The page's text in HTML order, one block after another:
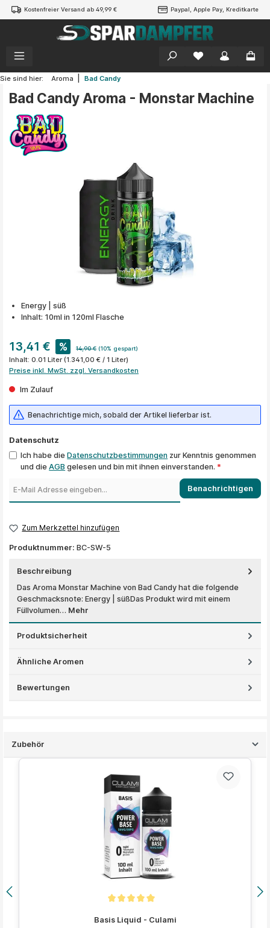
springen
Kostenfreier Versand ab 49,99 € Paypal, Apple Pay, Kreditkarte
Sie sind hier: Aroma Bad Candy
Bad Candy Aroma - Monstar Machine
Energy | süß
Inhalt: 10ml in 120ml Flasche
13,41 € % 14,90 € (10% gespart)
Inhalt: 0.01 Liter (1.341,00 € / 1 Liter)
Preise inkl. MwSt. zzgl. Versandkosten
Im Zulauf
Benachrichtige mich, sobald der Artikel lieferbar ist.
Datenschutz
Ich habe dieDatenschutzbestimmungen zur Kenntnis genommen
und dieAGB gelesen und bin mit ihnen einverstanden.*
Benachrichtigen
Zum Merkzettel hinzufügen
Produktnummer: BC-SW-5
Beschreibung
Das Aroma Monstar Machine von Bad Candy hat die folgende
Geschmacksnote: Energy | süßDas Produkt wird mit einem
Füllvolumen… Mehr
Produktsicherheit
Ähnliche Aromen
Bewertungen
Zubehör
Produktgalerie überspringen
Basis Liquid - Culami